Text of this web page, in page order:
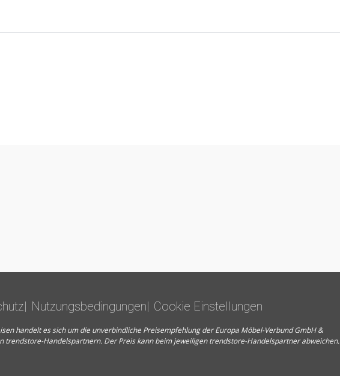
Nutzungsbedingungen Cookie Einstellungen
handelt es sich um die unverbindliche Preisempfehlung der Europa Möbel-Verbund GmbH &
trendstore-Handelspartnern. Der Preis kann beim jeweiligen trendstore-Handelspartner abweichen.